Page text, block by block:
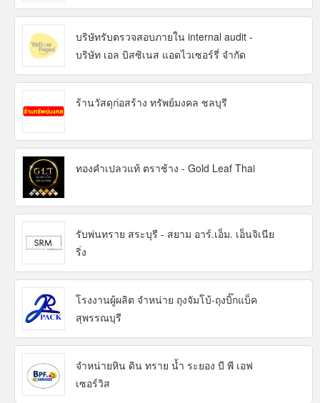
บริษัทรับตรวจสอบภายใน internal audit -
บริษัท เอล บิสซิเนส แอดไวเซอร์รี่ จำกัด
ร้านวัสดุก่อสร้าง ทรัพย์มงคล ชลบุรี
ทองคำเปลวแท้ ตราช้าง - Gold Leaf Thai
รับพ่นทราย สระบุรี - สยาม อาร์.เอ็ม. เอ็นจิเนีย
ริ่ง
โรงงานผู้ผลิต จำหน่าย ถุงจัมโบ้-ถุงบิ๊กแบ็ค
สุพรรณบุรี
จำหน่ายหิน ดิน ทราย น้ำ ระยอง บี พี เอฟ
เซอร์วิส